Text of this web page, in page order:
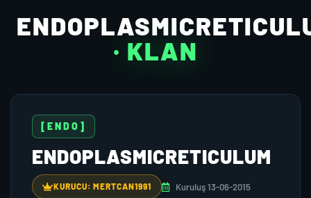
· KLAN
[ENDO]
ENDOPLASMICRETICULUM
KURUCU: MERTCAN1991 Kuruluş 13-06-2015